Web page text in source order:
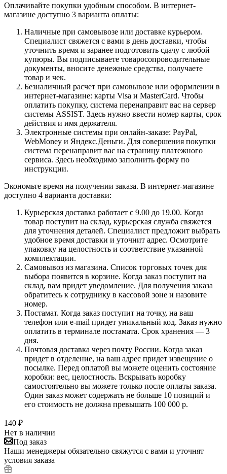
Оплачивайте покупки удобным способом. В интернет-
магазине доступно 3 варианта оплаты:
Наличные при самовывозе или доставке курьером.
Специалист свяжется с вами в день доставки, чтобы
уточнить время и заранее подготовить сдачу с любой
купюры. Вы подписываете товаросопроводительные
документы, вносите денежные средства, получаете
товар и чек.
Безналичный расчет при самовывозе или оформлении в
интернет-магазине: карты Visa и MasterCard. Чтобы
оплатить покупку, система перенаправит вас на сервер
системы ASSIST. Здесь нужно ввести номер карты, срок
действия и имя держателя.
Электронные системы при онлайн-заказе: PayPal,
WebMoney и Яндекс.Деньги. Для совершения покупки
система перенаправит вас на страницу платежного
сервиса. Здесь необходимо заполнить форму по
инструкции.
Экономьте время на получении заказа. В интернет-магазине
доступно 4 варианта доставки:
Курьерская доставка работает с 9.00 до 19.00. Когда
товар поступит на склад, курьерская служба свяжется
для уточнения деталей. Специалист предложит выбрать
удобное время доставки и уточнит адрес. Осмотрите
упаковку на целостность и соответствие указанной
комплектации.
Самовывоз из магазина. Список торговых точек для
выбора появится в корзине. Когда заказ поступит на
склад, вам придет уведомление. Для получения заказа
обратитесь к сотруднику в кассовой зоне и назовите
номер.
Постамат. Когда заказ поступит на точку, на ваш
телефон или e-mail придет уникальный код. Заказ нужно
оплатить в терминале постамата. Срок хранения — 3
дня.
Почтовая доставка через почту России. Когда заказ
придет в отделение, на ваш адрес придет извещение о
посылке. Перед оплатой вы можете оценить состояние
коробки: вес, целостность. Вскрывать коробку
самостоятельно вы можете только после оплаты заказа.
Один заказ может содержать не больше 10 позиций и
его стоимость не должна превышать 100 000 р.
140 ₽
Нет в наличии
Под заказ
Наши менеджеры обязательно свяжутся с вами и уточнят
условия заказа